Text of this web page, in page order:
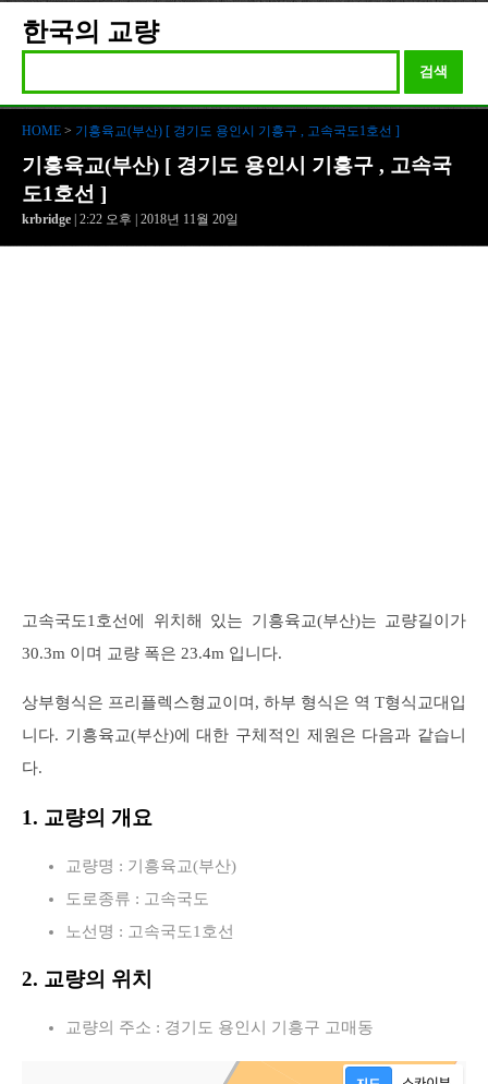
한국의 교량
검색
HOME > 기흥육교(부산) [ 경기도 용인시 기흥구 , 고속국도1호선 ]
기흥육교(부산) [ 경기도 용인시 기흥구 , 고속국
도1호선 ]
krbridge | 2:22 오후 | 2018년 11월 20일
고속국도1호선에 위치해 있는 기흥육교(부산)는 교량길이가
30.3m 이며 교량 폭은 23.4m 입니다.
상부형식은 프리플렉스형교이며, 하부 형식은 역 T형식교대입
니다. 기흥육교(부산)에 대한 구체적인 제원은 다음과 같습니
다.
1. 교량의 개요
교량명 : 기흥육교(부산)
도로종류 : 고속국도
노선명 : 고속국도1호선
2. 교량의 위치
교량의 주소 : 경기도 용인시 기흥구 고매동